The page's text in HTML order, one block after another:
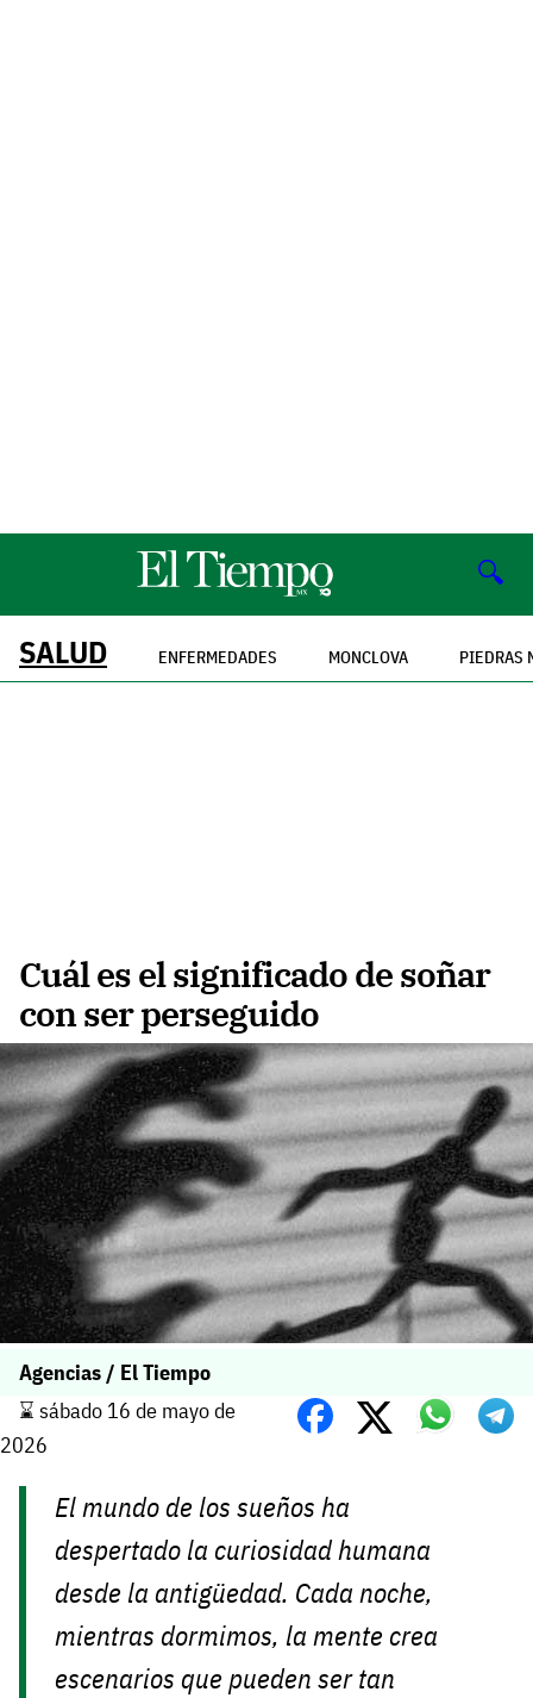
🔍
SALUD ENFERMEDADES MONCLOVA PIEDRAS
Cuál es el significado de soñar
con ser perseguido
Agencias / El Tiempo
⌛️ sábado 16 de mayo de
2026
El mundo de los sueños ha
despertado la curiosidad humana
desde la antigüedad. Cada noche,
mientras dormimos, la mente crea
escenarios que pueden ser tan